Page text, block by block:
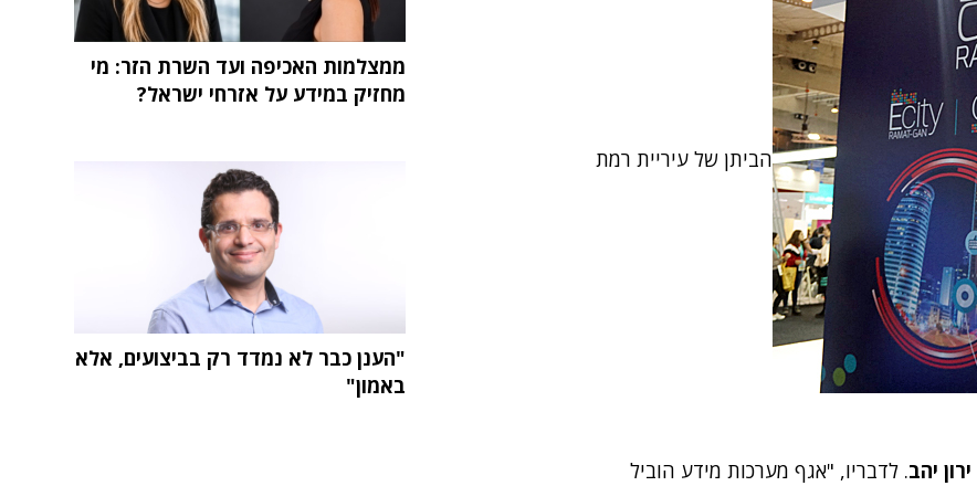
הביתן של עיריית רמת
ירון יהב. לדבריו, "אגף מערכות מידע הוביל
ממצלמות האכיפה ועד השרת הזר: מי
מחזיק במידע על אזרחי ישראל?
"הענן כבר לא נמדד רק בביצועים, אלא
באמון"